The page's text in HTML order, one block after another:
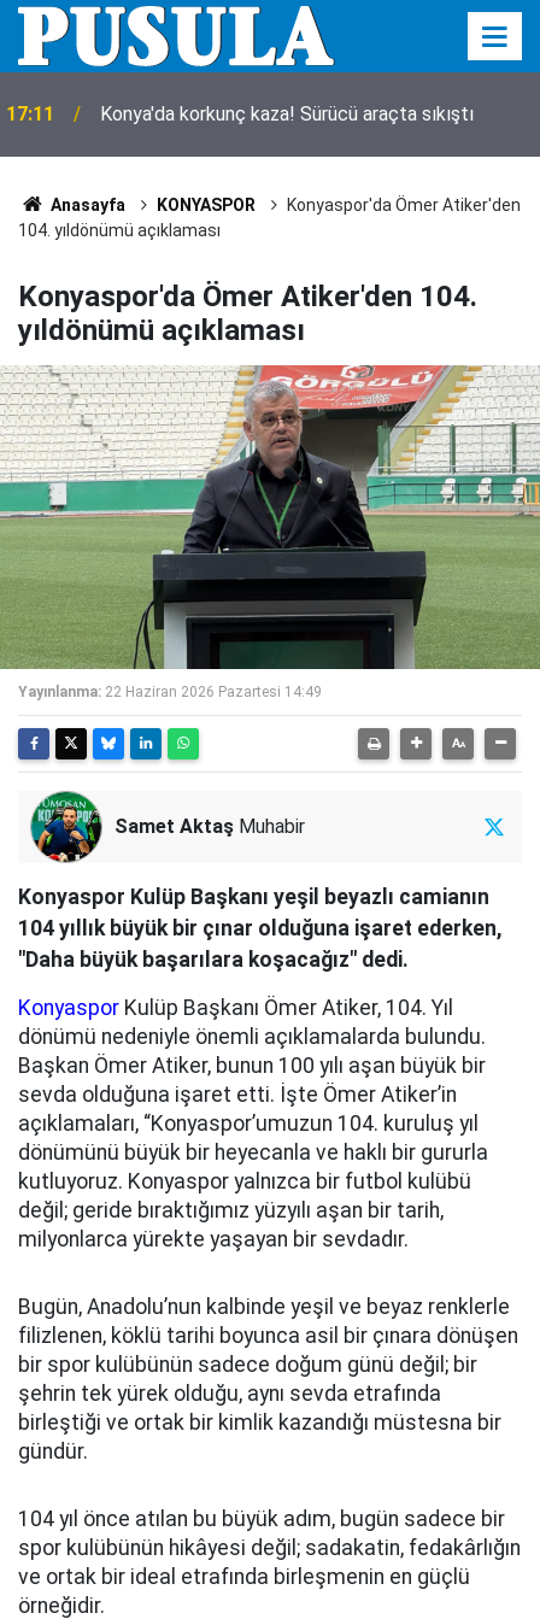
16:39
Bilanço ağır
Anasayfa KONYASPOR
Konyaspor'da Ömer Atiker'den
104. yıldönümü açıklaması
Konyaspor'da Ömer Atiker'den 104.
yıldönümü açıklaması
Yayınlanma: 22 Haziran 2026 Pazartesi 14:49
Samet Aktaş Muhabir
Konyaspor Kulüp Başkanı yeşil beyazlı camianın
104 yıllık büyük bir çınar olduğuna işaret ederken,
"Daha büyük başarılara koşacağız" dedi.
Konyaspor Kulüp Başkanı Ömer Atiker, 104. Yıl
dönümü nedeniyle önemli açıklamalarda bulundu.
Başkan Ömer Atiker, bunun 100 yılı aşan büyük bir
sevda olduğuna işaret etti. İşte Ömer Atiker’in
açıklamaları, “Konyaspor’umuzun 104. kuruluş yıl
dönümünü büyük bir heyecanla ve haklı bir gururla
kutluyoruz. Konyaspor yalnızca bir futbol kulübü
değil; geride bıraktığımız yüzyılı aşan bir tarih,
milyonlarca yürekte yaşayan bir sevdadır.
Bugün, Anadolu’nun kalbinde yeşil ve beyaz renklerle
filizlenen, köklü tarihi boyunca asil bir çınara dönüşen
bir spor kulübünün sadece doğum günü değil; bir
şehrin tek yürek olduğu, aynı sevda etrafında
birleştiği ve ortak bir kimlik kazandığı müstesna bir
gündür.
104 yıl önce atılan bu büyük adım, bugün sadece bir
spor kulübünün hikâyesi değil; sadakatin, fedakârlığın
ve ortak bir ideal etrafında birleşmenin en güçlü
örneğidir.